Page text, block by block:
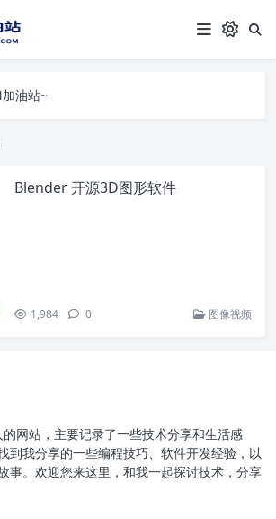
油站~
油站~
Blender 开源3D图形软件
1,984 0 图像视频
网站，主要记录了一些技术分享和生活感
到我分享的一些编程技巧、软件开发经验，以
事。欢迎您来这里，和我一起探讨技术，分享